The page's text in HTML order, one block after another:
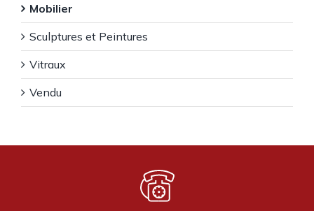
Mobilier
Sculptures et Peintures
Vendu
Vitraux